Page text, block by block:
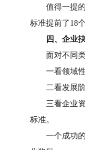
值得一提的
标准提前了18
四、企业
面对不同类
一看领域性
二看发展阶
三看企业资
标准。
一个成功的